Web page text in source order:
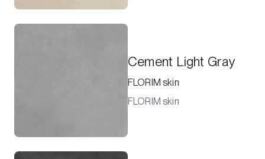
Cement Light Gray
FLORIM skin
FLORIM skin